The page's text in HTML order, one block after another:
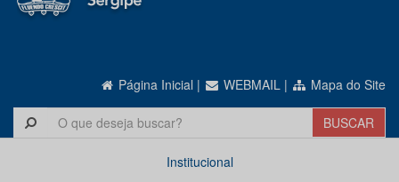
Página Inicial | WEBMAIL | Mapa do Site
Institucional